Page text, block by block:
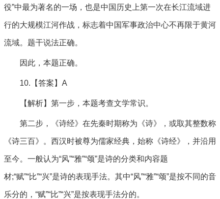
役”中最为著名的一场，也是中国历史上第一次在长江流域进
行的大规模江河作战，标志着中国军事政治中心不再限于黄河
流域。题干说法正确。
因此，本题正确。
10.【答案】A
【解析】第一步，本题考查文学常识。
第二步，《诗经》在先秦时期称为《诗》，或取其整数称
《诗三百》。西汉时被尊为儒家经典，始称《诗经》，并沿用
至今。一般认为“风”“雅”“颂”是诗的分类和内容题
材;“赋”“比”“兴”是诗的表现手法。其中“风”“雅”“颂”是按不同的音
乐分的，“赋”“比”“兴”是按表现手法分的。